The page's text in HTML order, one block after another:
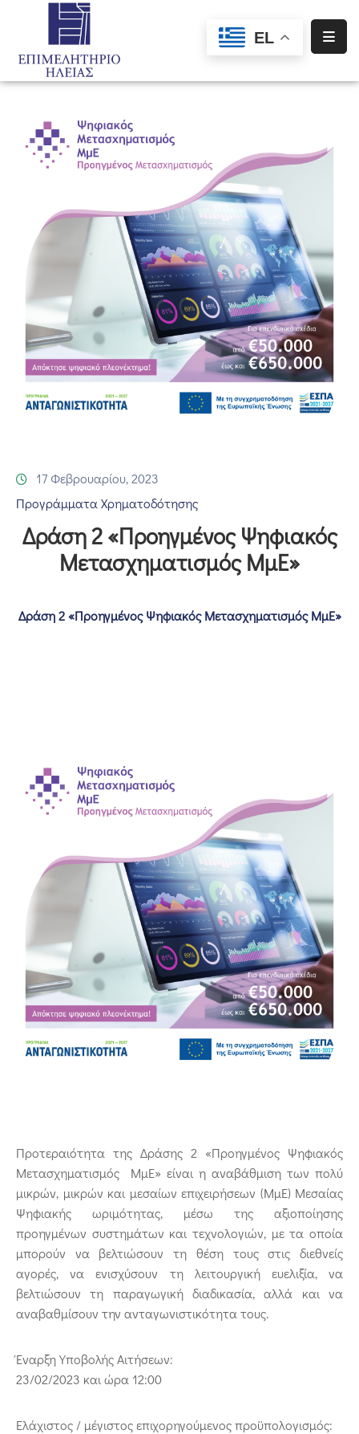
EL
Αρχική
Ενημέρωση
Σωματεία
Ειδική
Προγράμματα
Χρηματοδότησης
Επικοινωνία
17 Φεβρουαρίου, 2023
Προγράμματα Χρηματοδότησης
Δράση 2 «Προηγμένος Ψηφιακός
Μετασχηματισμός ΜμΕ»
Δράση 2 «Προηγμένος Ψηφιακός Μετασχηματισμός ΜμΕ»
Προτεραιότητα της Δράσης 2 «Προηγμένος Ψηφιακός
Μετασχηματισμός ΜμΕ» είναι η αναβάθμιση των πολύ
μικρών, μικρών και μεσαίων επιχειρήσεων (ΜμΕ) Μεσαίας
Ψηφιακής ωριμότητας, μέσω της αξιοποίησης
προηγμένων συστημάτων και τεχνολογιών, με τα οποία
μπορούν να βελτιώσουν τη θέση τους στις διεθνείς
αγορές, να ενισχύσουν τη λειτουργική ευελιξία, να
βελτιώσουν τη παραγωγική διαδικασία, αλλά και να
αναβαθμίσουν την ανταγωνιστικότητα τους.
Έναρξη Υποβολής Αιτήσεων:
23/02/2023 και ώρα 12:00
Ελάχιστος / μέγιστος επιχορηγούμενος προϋπολογισμός: